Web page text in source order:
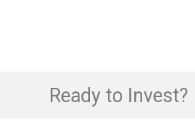
Ready to Invest?